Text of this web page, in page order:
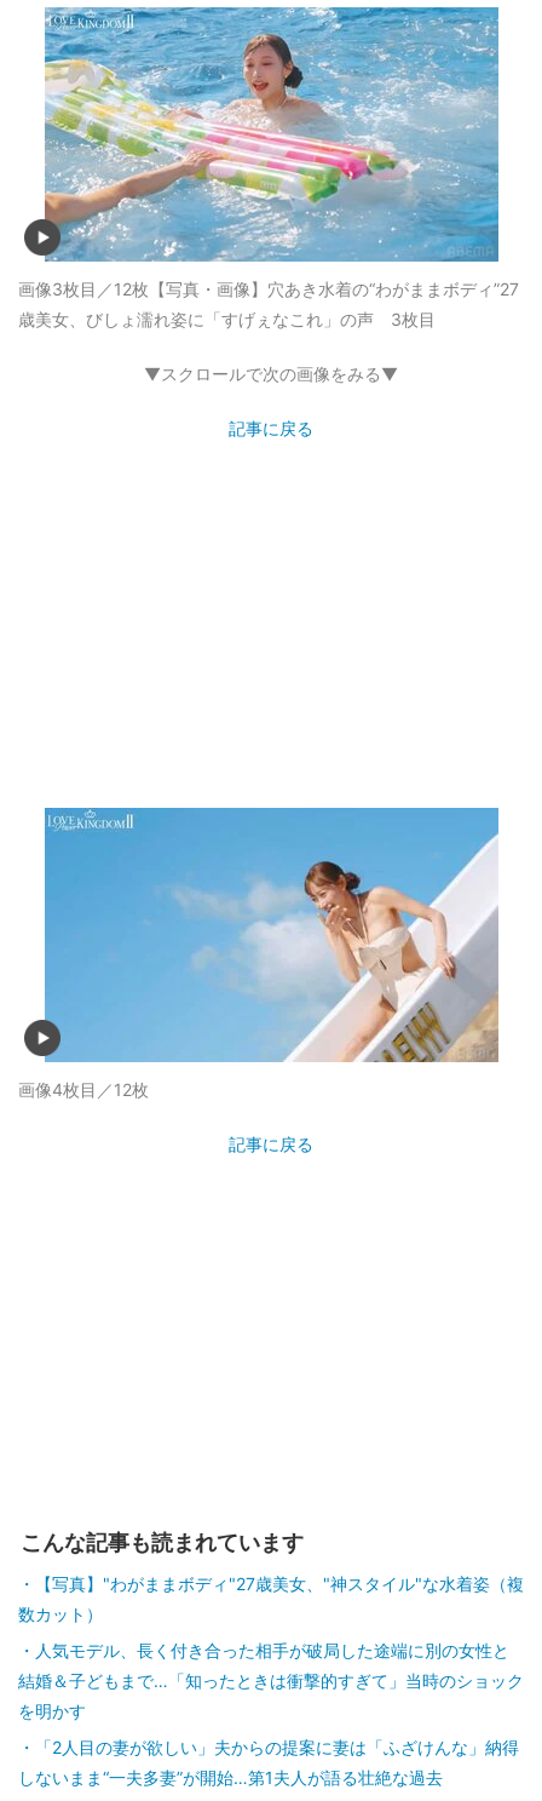
画像3枚目／12枚 【写真・画像】穴あき水着の“わがままボディ”27
歳美女、びしょ濡れ姿に「すげぇなこれ」の声 3枚目
▼スクロールで次の画像をみる▼
記事に戻る
画像4枚目／12枚
記事に戻る
こんな記事も読まれています
【写真】"わがままボディ"27歳美女、"神スタイル"な水着姿（複
数カット）
人気モデル、長く付き合った相手が破局した途端に別の女性と
結婚＆子どもまで…「知ったときは衝撃的すぎて」当時のショック
を明かす
「2人目の妻が欲しい」夫からの提案に妻は「ふざけんな」納得
しないまま“一夫多妻”が開始…第1夫人が語る壮絶な過去